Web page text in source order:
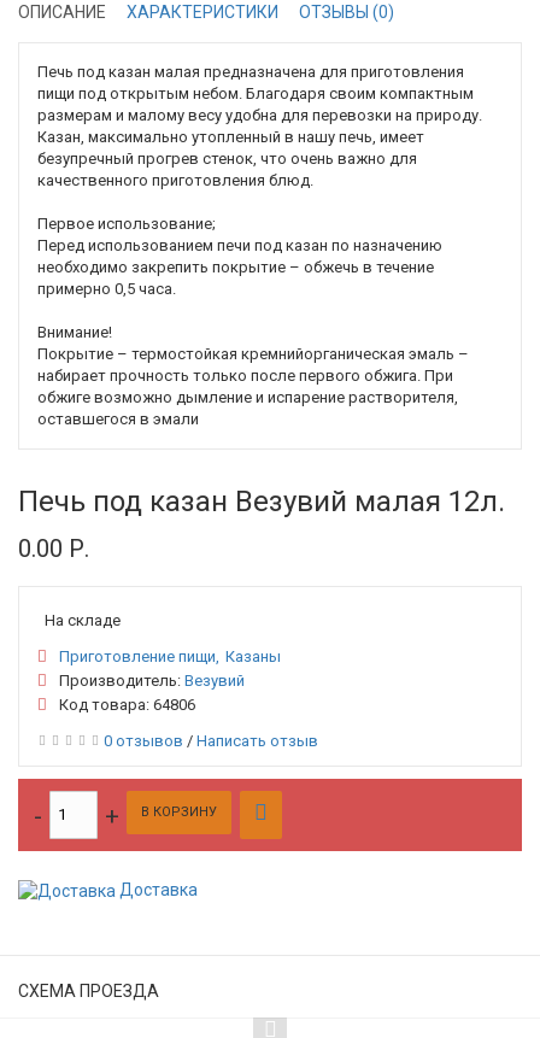
ОПИСАНИЕ ХАРАКТЕРИСТИКИ ОТЗЫВЫ (0)
Печь под казан малая предназначена для приготовления
пищи под открытым небом. Благодаря своим компактным
размерам и малому весу удобна для перевозки на природу.
Казан, максимально утопленный в нашу печь, имеет
безупречный прогрев стенок, что очень важно для
качественного приготовления блюд.
Первое использование;
Перед использованием печи под казан по назначению
необходимо закрепить покрытие – обжечь в течение
примерно 0,5 часа.
Внимание!
Покрытие – термостойкая кремнийорганическая эмаль –
набирает прочность только после первого обжига. При
обжиге возможно дымление и испарение растворителя,
оставшегося в эмали
Печь под казан Везувий малая 12л.
0.00 Р.
На складе
Приготовление пищи Казаны
Производитель: Везувий
Код товара: 64806
0 отзывов / Написать отзыв
В КОРЗИНУ
Доставка
СХЕМА ПРОЕЗДА